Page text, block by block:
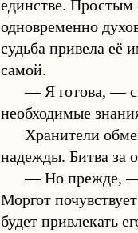
единстве. Простым
одновременно
судьба привела её
самой.
— Я готова, —
необходимые
Хранители
надежды. Битва за
— Но прежде, —
Моргот
будет привлекать